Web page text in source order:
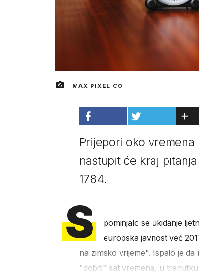
MAX PIXEL C0
Prijepori oko
nastupit će kraj
1784.
S
pominjalo se ukidanje
europska javnost već
na zimsko vrijeme". Ispalo je da
"dobiti" sat vremena, u